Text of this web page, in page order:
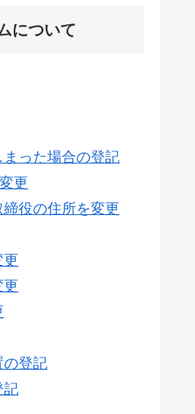
について
った場合の登記
更
役の住所を変更
更
更
の登記
記